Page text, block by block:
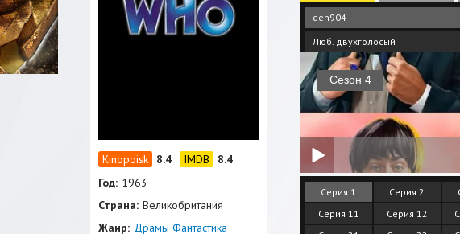
den904
Люб. двухголосый
Серия 1 Серия 2
Серия 11
Серия 12
8.4
8.4
Год: 1963
Страна: Великобритания
Жанр: Драмы Фантастика